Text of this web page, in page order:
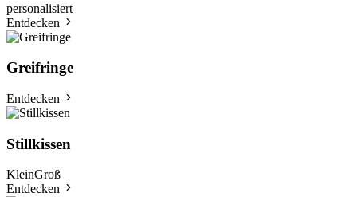
personalisiert
Entdecken
Greifringe
Entdecken
Stillkissen
KleinGroß
Entdecken